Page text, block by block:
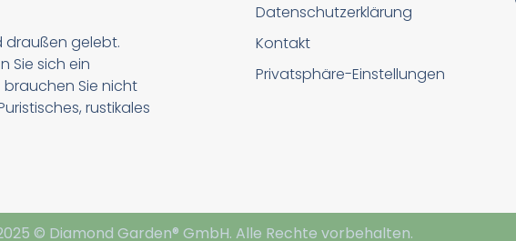
draußen gelebt.
Sie sich ein
brauchen Sie nicht
rustikales
Datenschutzerklärung
Kontakt
Privatsphäre-Einstellungen
© Diamond Garden® GmbH. Alle Rechte vorbehalten.